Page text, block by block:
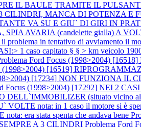
IL BAULE TRAMITE IL
3 CILINDRI, MANCA DI POTENZA
VA SU E GIU` DI GIRI IN
AVARIA (candelette gialla) A
problema in tentativo di avviamento il
1 caso capitato § § > km veicolo
Ford Focus (1998>2004)
(1998>2004) [16519]
[17234] NON FUNZIONA IL
Focus (1998>2004) [17292] NEI 2
(situato vicino
nota: in 1 caso il motore si è
era stata spenta che andava bene
SEMPRE A 3 CILINDRI Problema Ford